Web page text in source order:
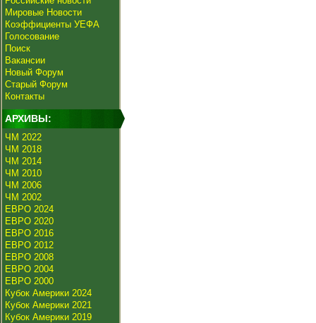
Мировые Новости
Коэффициенты УЕФА
Голосование
Поиск
Вакансии
Новый Форум
Старый Форум
Контакты
АРХИВЫ:
ЧМ 2022
ЧМ 2018
ЧМ 2014
ЧМ 2010
ЧМ 2006
ЧМ 2002
ЕВРО 2024
ЕВРО 2020
ЕВРО 2016
ЕВРО 2012
ЕВРО 2008
ЕВРО 2004
ЕВРО 2000
Кубок Америки 2024
Кубок Америки 2021
Кубок Америки 2019